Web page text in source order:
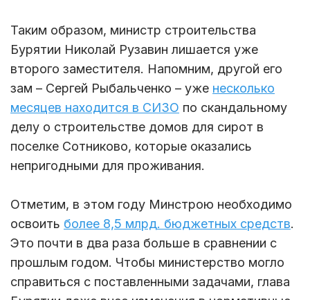
Таким образом, министр строительства
Бурятии Николай Рузавин лишается уже
второго заместителя. Напомним, другой его
зам – Сергей Рыбальченко – уже несколько
месяцев находится в СИЗО по скандальному
делу о строительстве домов для сирот в
поселке Сотниково, которые оказались
непригодными для проживания.
Отметим, в этом году Минстрою необходимо
освоить более 8,5 млрд. бюджетных средств.
Это почти в два раза больше в сравнении с
прошлым годом. Чтобы министерство могло
справиться с поставленными задачами, глава